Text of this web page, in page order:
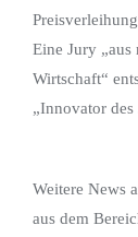
Eine Jury
Wirtschaft“
„Innovator des
Weitere News
aus dem